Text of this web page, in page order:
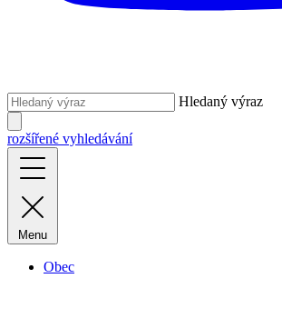
Hledaný výraz
rozšířené vyhledávání
Menu
Obec